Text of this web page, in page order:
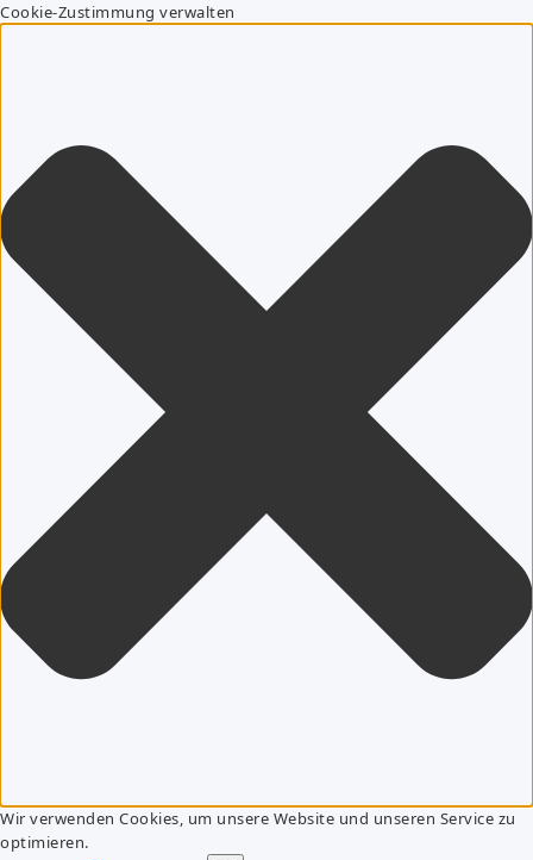
Cookie-Zustimmung verwalten
Wir verwenden Cookies, um unsere Website und unseren Service zu
optimieren.